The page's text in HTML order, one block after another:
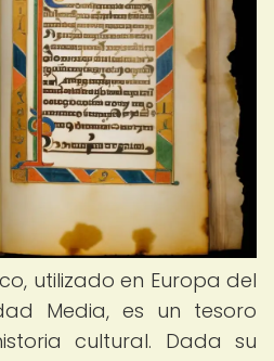
utilizado en Europa del
Media, es un tesoro
cultural. Dada su